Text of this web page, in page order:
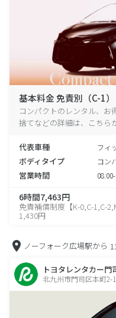
基本料金 免責別（C-1）
コンパクトのレンタル、お
捨てなどの詳細は、こちら
代表車種 フィ
ボディタイプ コン
営業時間
6時間7,463円
免責補償制度【K-0,C-1,C-
1,430円
ノーフォーク広場駅から
トヨタレンタカー門
北九州市門司区本町2-